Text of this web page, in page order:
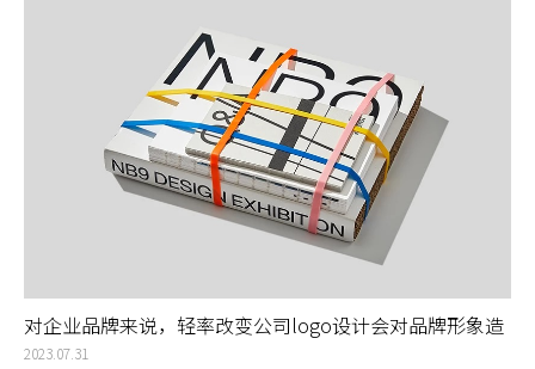
对企业品牌来说，轻率改变公司logo设计会对品牌形象造
成伤害和损失
2023.07.31